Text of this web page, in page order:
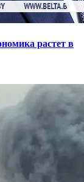
растет в